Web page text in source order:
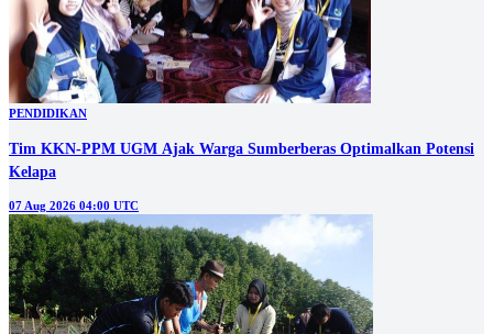
PENDIDIKAN
Tim KKN-PPM UGM Ajak Warga Sumberberas Optimalkan Potensi
Kelapa
07 Aug 2026 04:00 UTC